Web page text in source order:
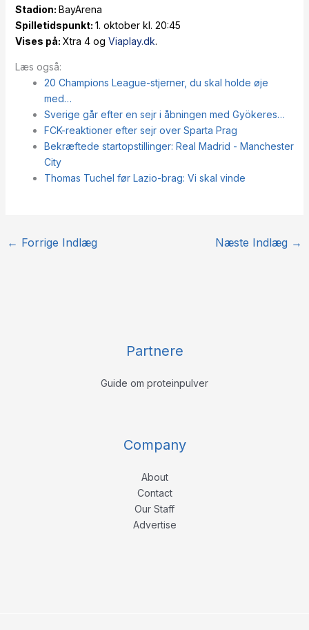
Stadion: BayArena
Spilletidspunkt: 1. oktober kl. 20:45
Vises på: Xtra 4 og Viaplay.dk.
Læs også:
20 Champions League-stjerner, du skal holde øje
med…
Sverige går efter en sejr i åbningen med Gyökeres…
FCK-reaktioner efter sejr over Sparta Prag
Bekræftede startopstillinger: Real Madrid - Manchester
City
Thomas Tuchel før Lazio-brag: Vi skal vinde
← Forrige Indlæg Næste Indlæg →
Partnere
Guide om proteinpulver
Company
About
Contact
Our Staff
Advertise